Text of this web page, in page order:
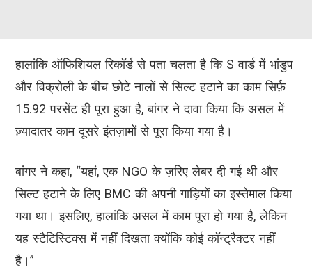
हालांकि ऑफिशियल रिकॉर्ड से पता चलता है कि S वार्ड में भांडुप
और विक्रोली के बीच छोटे नालों से सिल्ट हटाने का काम सिर्फ़
15.92 परसेंट ही पूरा हुआ है, बांगर ने दावा किया कि असल में
ज़्यादातर काम दूसरे इंतज़ामों से पूरा किया गया है।
बांगर ने कहा, “यहां, एक NGO के ज़रिए लेबर दी गई थी और
सिल्ट हटाने के लिए BMC की अपनी गाड़ियों का इस्तेमाल किया
गया था। इसलिए, हालांकि असल में काम पूरा हो गया है, लेकिन
यह स्टैटिस्टिक्स में नहीं दिखता क्योंकि कोई कॉन्ट्रैक्टर नहीं
है।”